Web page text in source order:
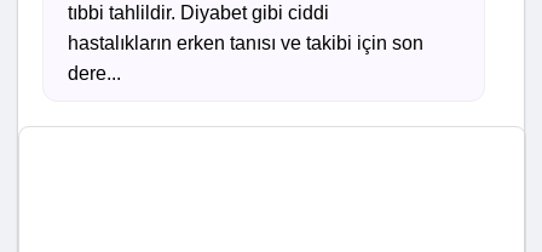
tıbbi tahlildir. Diyabet gibi ciddi
hastalıkların erken tanısı ve takibi için son
dere...